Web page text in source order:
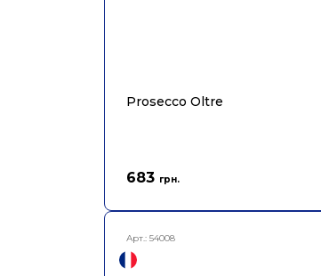
Prosecco Oltre
683 грн.
Арт.: 54008